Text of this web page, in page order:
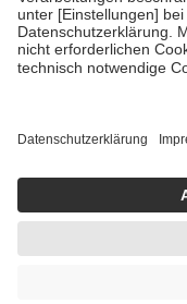
GKV getragen werden
• empfohlenen
• Harn- und
getroffen, um
https://
Einige Bilder und